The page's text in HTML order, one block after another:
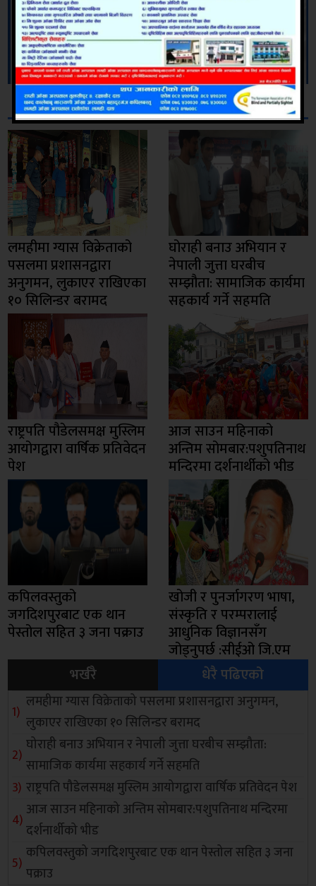
सम्बन्धित
लमहीमा ग्यास विक्रेताको
पसलमा प्रशासनद्वारा
अनुगमन, लुकाएर राखिएका
१० सिलिन्डर बरामद
घोराही बनाउ अभियान र
नेपाली जुत्ता घरबीच
सम्झौता: सामाजिक कार्यमा
सहकार्य गर्ने सहमति
राष्ट्रपति पौडेलसमक्ष मुस्लिम
आयोगद्वारा वार्षिक प्रतिवेदन
पेश
आज साउन महिनाको
अन्तिम सोमबार:पशुपतिनाथ
मन्दिरमा दर्शनार्थीको भीड
कपिलवस्तुको
जगदिशपुरबाट एक थान
पेस्तोल सहित ३ जना पक्राउ
खोजी र पुनर्जागरण भाषा,
संस्कृति र परम्परालाई
आधुनिक विज्ञानसँग
जोड्नुपर्छ :सीईओ जि.एम
भर्खरै
धेरै पढिएको
लमहीमा ग्यास विक्रेताको पसलमा प्रशासनद्वारा अनुगमन,
लुकाएर राखिएका १० सिलिन्डर बरामद
घोराही बनाउ अभियान र नेपाली जुत्ता घरबीच सम्झौता:
सामाजिक कार्यमा सहकार्य गर्ने सहमति
राष्ट्रपति पौडेलसमक्ष मुस्लिम आयोगद्वारा वार्षिक प्रतिवेदन पेश
आज साउन महिनाको अन्तिम सोमबार:पशुपतिनाथ मन्दिरमा
दर्शनार्थीको भीड
कपिलवस्तुको जगदिशपुरबाट एक थान पेस्तोल सहित ३ जना
पक्राउ